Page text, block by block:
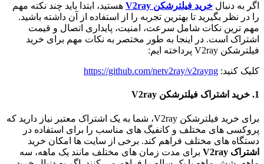
اگر به دنبال خرید فیلترشکن V2ray
هستید، ابتدا باید چند نکته مهم
را در نظر بگیرید تا بهترین تجربه را از استفاده از آن داشته باشید.
مهم ترین نکات شامل سرعت، امنیت، پایداری اتصال و قیمت
اشتراک است. در اینجا به طور مختصر به نکات مهم برای خرید
فیلترشکن V2ray پرداخته ایم:
کلیک کنید: https://github.com/netv2ray/v2rayng
1. خرید اشتراک فیلترشکن V2ray
برای خرید فیلترشکن V2ray، شما به یک اشتراک معتبر نیاز دارید که
پروکسی های مختلف و کانفیگ های مناسب را برای استفاده در
دستگاه های مختلف فراهم کند. برخی از سایت ها امکان خرید
اشتراک V2ray
برای مدت زمان های مختلف مانند یک ماهه، سه